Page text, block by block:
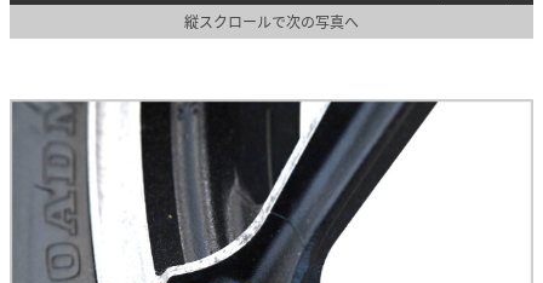
縦スクロールで次の写真へ